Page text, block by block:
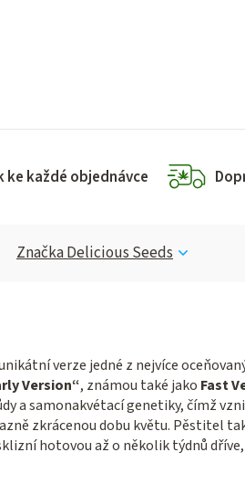
ke každé objednávce
ZnačkaDelicious Seeds
verze jedné z nejvíce
Version“, známou také jako Fast
a samonakvétací genetiky, čímž
zkrácenou dobu květu. Pěstitel
hotovou až o několik týdnů